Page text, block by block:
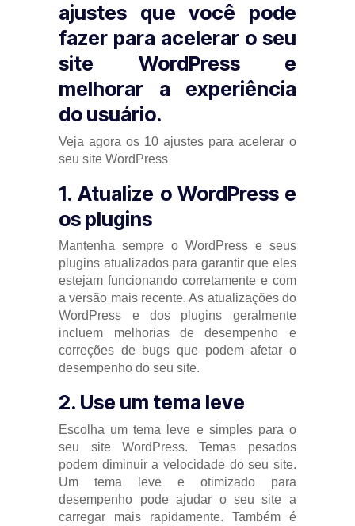
ajustes que você pode
fazer para acelerar o seu
site WordPress e
melhorar a experiência
do usuário.
Veja agora os 10 ajustes para acelerar o
seu site WordPress
1. Atualize o WordPress e
os plugins
Mantenha sempre o WordPress e seus
plugins atualizados para garantir que eles
estejam funcionando corretamente e com
a versão mais recente. As atualizações do
WordPress e dos plugins geralmente
incluem melhorias de desempenho e
correções de bugs que podem afetar o
desempenho do seu site.
2. Use um tema leve
Escolha um tema leve e simples para o
seu site WordPress. Temas pesados
podem diminuir a velocidade do seu site.
Um tema leve e otimizado para
desempenho pode ajudar o seu site a
carregar mais rapidamente. Também é